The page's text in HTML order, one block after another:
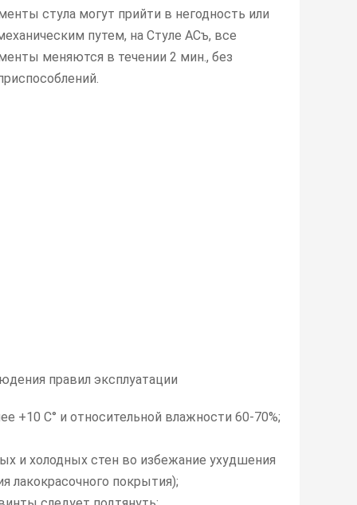
стула могут прийти в негодность или
путем, на Стуле АСъ, все
меняются в течении 2 мин., без
правил эксплуатации
+10 C° и относительной влажности 60-70%;
и холодных стен во избежание ухудшения
лакокрасочного покрытия);